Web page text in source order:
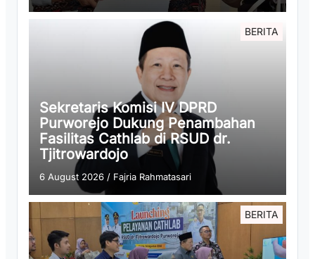
BERITA
Sekretaris Komisi IV DPRD
Purworejo Dukung Penambahan
Fasilitas Cathlab di RSUD dr.
Tjitrowardojo
6 August 2026 / Fajria Rahmatasari
BERITA